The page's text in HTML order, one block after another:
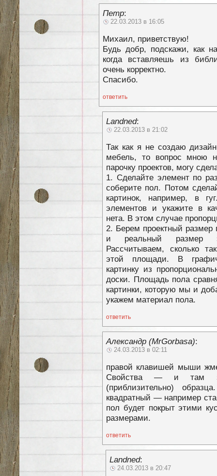
Петр:
22.03.2013 в 16:05
Михаил, приветствую!
Будь добр, подскажи, как
когда вставляешь из
очень корректно.
Спасибо.
ответить
Landned:
22.03.2013 в 21:02
Так как я не создаю
мебель, то вопрос мною
парочку проектов, могу
1. Сделайте элемент по
соберите пол. Потом
картинок, например, в
элементов и укажите в
нета. В этом случае
2. Берем проектный
и реальный размер
Рассчитываем, сколько
этой площади. В
картинку из
доски. Площадь пола
картинки, которую мы и
укажем материал пола.
ответить
Александр (MrGorbasa):
24.03.2013 в 02:11
правой клавишей мыши
Свойства — и там
(приблизительно)
квадратный — например
пол будет покрыт этими
размерами.
ответить
Landned:
24.03.2013 в 20:47